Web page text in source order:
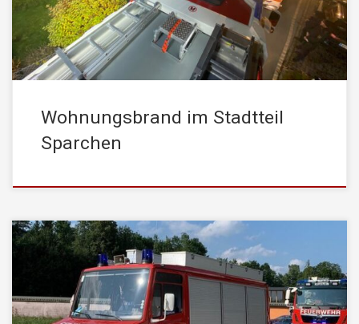
mehreren Fenstern im Erdgeschoss bereits dichter Rauch drang,
wurde die Einsatzart als […]
Wohnungsbrand im Stadtteil
Sparchen
Am Dienstag, den 20. Juli 2021, wurde die STADTFEUERWEHR
Kufstein um 16:40 Uhr von der Leitstelle Tirol mittels stiller
Alarmierung zu einem Gefahrguteinsatz gerufen. Einsatzstichwort